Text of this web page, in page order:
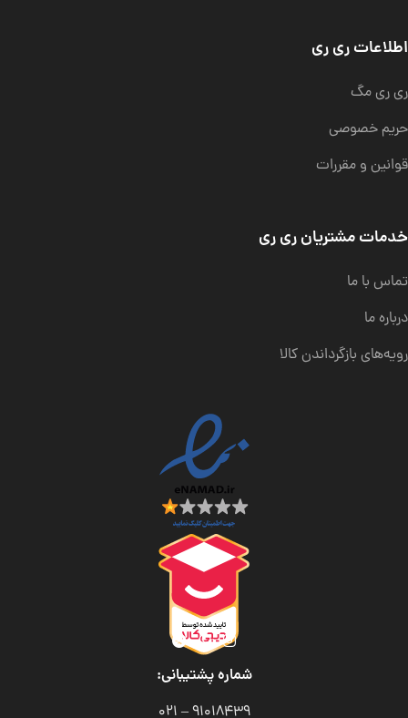
اطلاعات ری ری
ری ری مگ
حریم خصوصی
قوانین و مقررات
خدمات مشتریان ری ری
تماس با ما
درباره ما
رویه‌های بازگرداندن کالا
شماره پشتیبانی:
91018439 – 021